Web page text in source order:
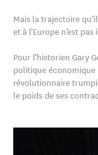
Mais la trajectoire
et à l’Europe n’est
Pour l’historien Gary
politique
révolutionnaire
le poids de ses